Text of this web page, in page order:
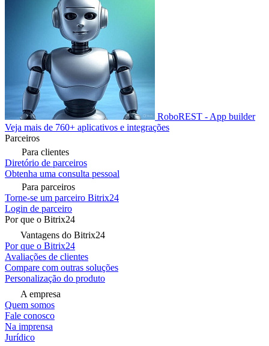
RoboREST - App builder
Veja mais de 760+ aplicativos e integrações
Parceiros
Para clientes
Diretório de parceiros
Obtenha uma consulta pessoal
Para parceiros
Torne-se um parceiro Bitrix24
Login de parceiro
Por que o Bitrix24
Vantagens do Bitrix24
Por que o Bitrix24
Avaliações de clientes
Compare com outras soluções
Personalização do produto
A empresa
Quem somos
Fale conosco
Na imprensa
Jurídico